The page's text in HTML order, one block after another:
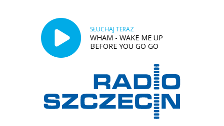
SŁUCHAJ TERAZ
WHAM - WAKE ME UP
BEFORE YOU GO GO